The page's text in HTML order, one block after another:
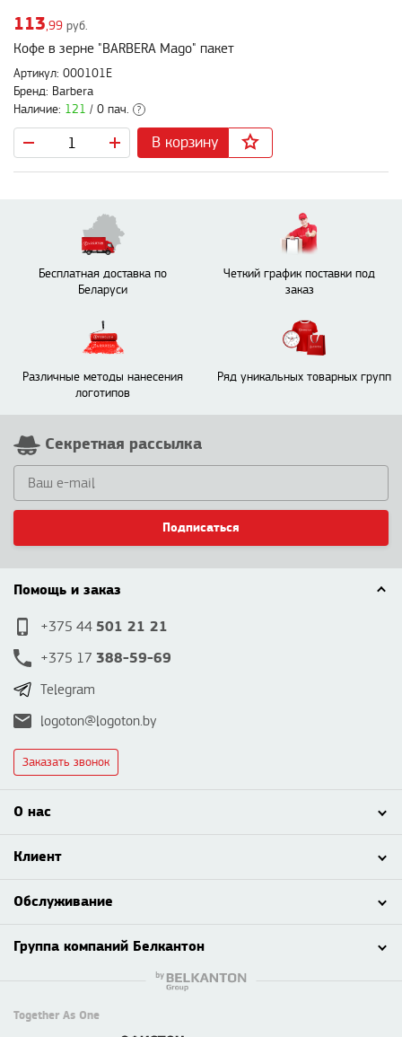
113,99 руб.
Кофе в зерне "BARBERA Mago" пакет
Артикул: 000101Е
Бренд: Barbera
Наличие: 121 / 0 пач. ?
В корзину
Бесплатная доставка по
Беларуси
Четкий график поставки под
заказ
Различные методы нанесения
логотипов
Ряд уникальных товарных групп
Секретная рассылка
Подписаться
Помощь и заказ
+375 44 501 21 21
+375 17 388-59-69
Telegram
logoton@logoton.by
Заказать звонок
О нас
Клиент
Обслуживание
Группа компаний Белкантон
Together As One